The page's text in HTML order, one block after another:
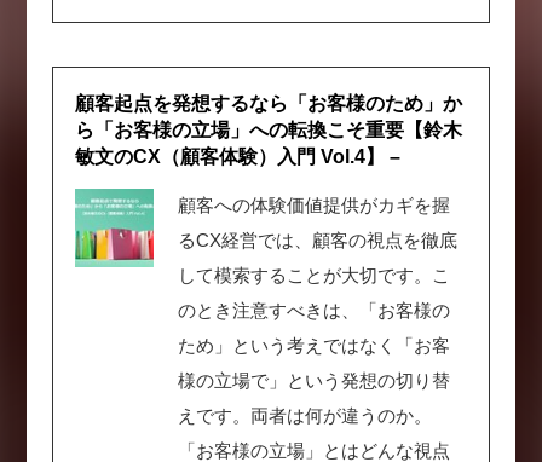
顧客起点を発想するなら「お客様のため」か
ら「お客様の立場」への転換こそ重要【鈴木
敏文のCX（顧客体験）入門 Vol.4】 –
顧客への体験価値提供がカギを握
るCX経営では、顧客の視点を徹底
して模索することが大切です。こ
のとき注意すべきは、「お客様の
ため」という考えではなく「お客
様の立場で」という発想の切り替
えです。両者は何が違うのか。
「お客様の立場」とはどんな視点